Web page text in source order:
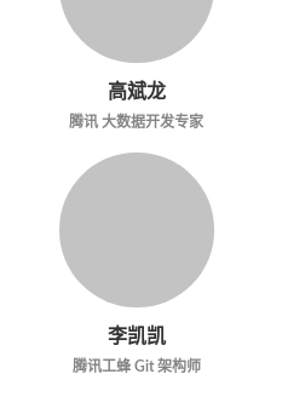
高斌龙
腾讯 大数据开发专家
李凯凯
腾讯工蜂 Git 架构师